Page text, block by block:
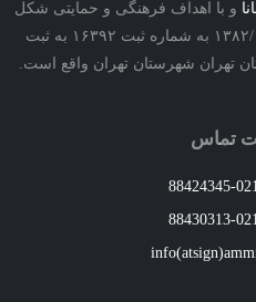
اهداف فرهنگی و حمایتی شکل
گرفته‌است. انجمن در تاریخ ۱۳۸۲/۱۲/۲۵ به شماره ثبت ۱۶۳۹۲ به ثبت
شهرستان تهران واقع است.